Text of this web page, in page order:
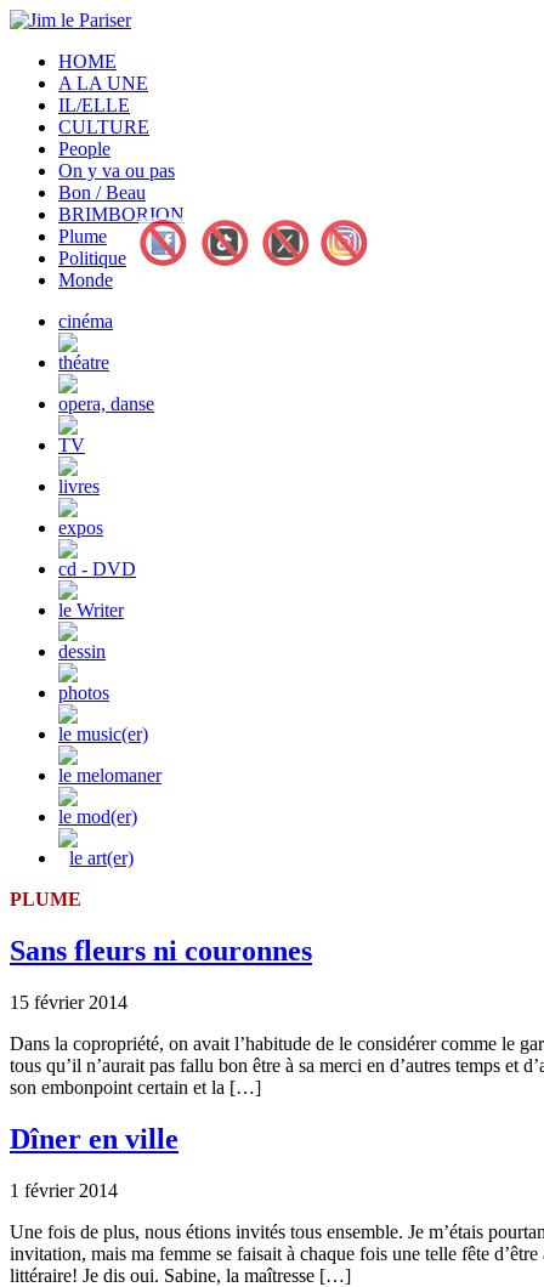
HOME
A LA UNE
IL/ELLE
CULTURE
People
On y va ou pas
Bon / Beau
BRIMBORION
Plume
Politique
Monde
cinéma
théatre
opera, danse
TV
livres
expos
cd - DVD
le Writer
dessin
photos
le music(er)
le melomaner
le mod(er)
le art(er)
PLUME
Sans fleurs ni couronnes
15 février 2014
Dans la copropriété, on avait l’habitude de le considérer comme le
tous qu’il n’aurait pas fallu bon être à sa merci en d’autres temps et
son embonpoint certain et la […]
Dîner en ville
1 février 2014
Une fois de plus, nous étions invités tous ensemble. Je m’étais
invitation, mais ma femme se faisait à chaque fois une telle fête d’être
littéraire! Je dis oui. Sabine, la maîtresse […]